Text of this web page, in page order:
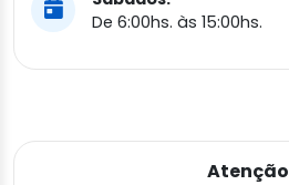
De 6:00hs. às 15:00hs.
Atenção